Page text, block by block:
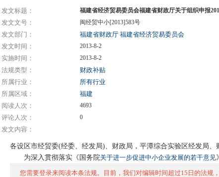
发文标题： 福建省经济贸易委员会福建省财政厅关于组织申报
发文文号： 闽经贸中小[2013]583号
发文部门： 福建省财政厅 福建省经济贸易委员会
发文时间：
2013-8-2
实施时间： 2013-8-2
法规类型：
财政补贴
所属行业：
所有行业
所属区域：
福建
阅读人次：
4693
评论人次： 0
发文内容：
各设区市经贸委(经委、经发局)、财政局，平潭综合实验区经发局、
为深入贯彻落实《国务院关于进一步促进中小企业发展的若干意见
您需要登录来阅读本条法规。目前，我们对编辑时间超过15日的法规